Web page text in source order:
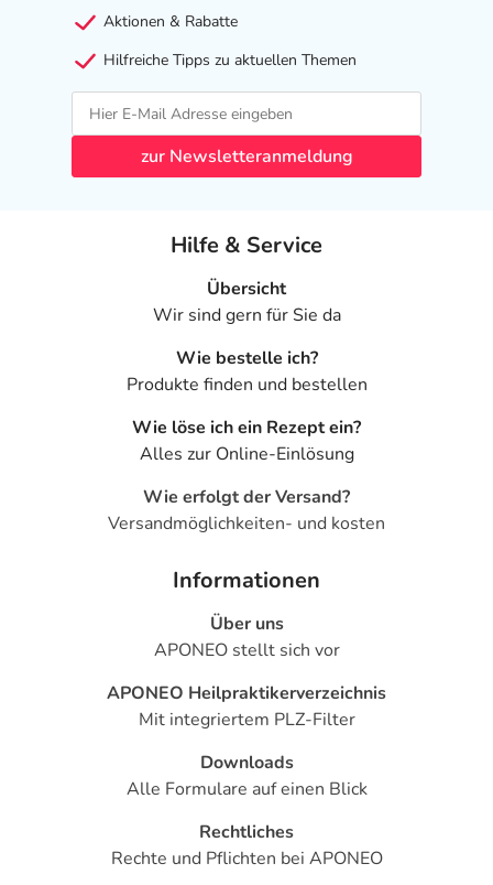
Aktionen & Rabatte
Hilfreiche Tipps zu aktuellen Themen
zur Newsletteranmeldung
Hilfe & Service
Übersicht
Wir sind gern für Sie da
Wie bestelle ich?
Produkte finden und bestellen
Wie löse ich ein Rezept ein?
Alles zur Online-Einlösung
Wie erfolgt der Versand?
Versandmöglichkeiten- und kosten
Informationen
Über uns
APONEO stellt sich vor
APONEO Heilpraktikerverzeichnis
Mit integriertem PLZ-Filter
Downloads
Alle Formulare auf einen Blick
Rechtliches
Rechte und Pflichten bei APONEO